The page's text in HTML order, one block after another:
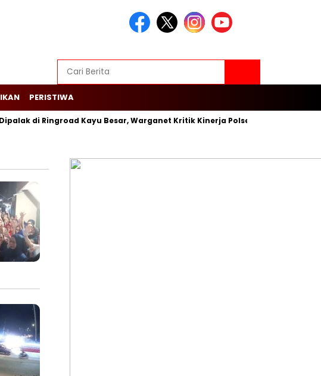
PERISTIWA
di Ringroad Kayu Besar, Warganet Kritik Kinerja Polsek Cengkareng